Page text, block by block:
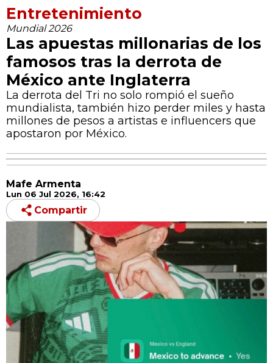
Entretenimiento
Mundial 2026
Las apuestas millonarias de los
famosos tras la derrota de
México ante Inglaterra
La derrota del Tri no solo rompió el sueño
mundialista, también hizo perder miles y hasta
millones de pesos a artistas e influencers que
apostaron por México.
Mafe Armenta
Lun 06 Jul 2026, 16:42
Compartir